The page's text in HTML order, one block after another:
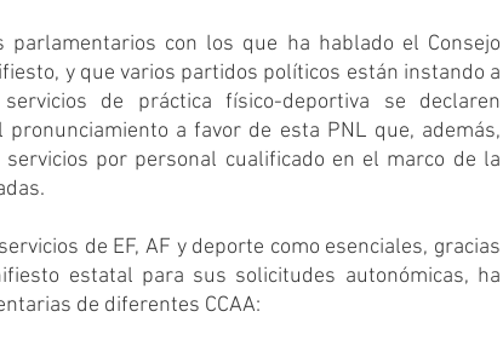
con los que ha hablado el Consejo
y que varios partidos políticos están instando a
de práctica físico-deportiva se declaren
a favor de esta PNL que, además,
por personal cualificado en el marco de la
de EF, AF y deporte como esenciales, gracias
estatal para sus solicitudes autonómicas, ha
de diferentes CCAA: